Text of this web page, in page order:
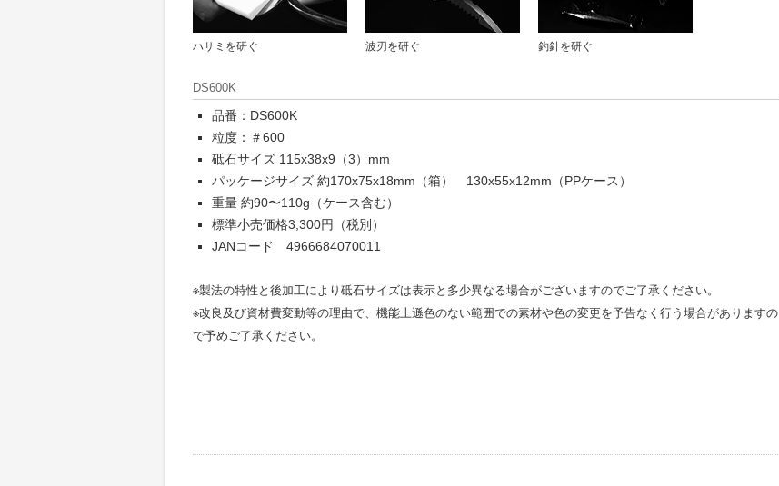
ハサミを研ぐ 波刃を研ぐ 釣針を研ぐ
DS600K
品番：DS600K
粒度：＃600
砥石サイズ 115x38x9（3）mm
パッケージサイズ 約170x75x18mm（箱） 130x55x12mm（PPケース）
重量 約90〜110g（ケース含む）
標準小売価格3,300円（税別）
JANコード 4966684070011
※製法の特性と後加工により砥石サイズは表示と多少異なる場合がございますのでご了承ください。
※改良及び資材費変動等の理由で、機能上遜色のない範囲での素材や色の変更を予告なく行う場合がありますの
で予めご了承ください。